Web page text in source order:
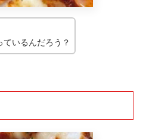
ているんだろう？